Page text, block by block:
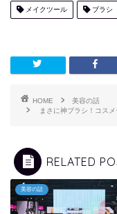
メイクツール ブラシ
HOME
美容の話
まさに神ブラシ！コス
RELATED
美容の話